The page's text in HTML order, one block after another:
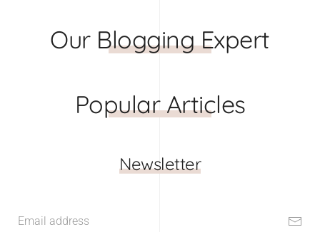
Our Blogging Expert
Popular Articles
Newsletter